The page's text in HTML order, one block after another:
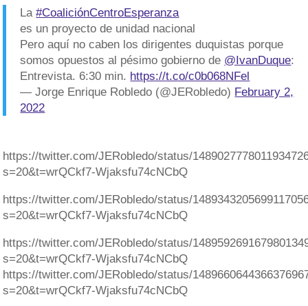
La#CoaliciónCentroEsperanza
es un proyecto de unidad nacional
Pero aquí no caben los dirigentes duquistas porque
somos opuestos al pésimo gobierno de @IvanDuque:
Entrevista. 6:30 min. https://t.co/c0b068NFel
— Jorge Enrique Robledo (@JERobledo) February 2,
2022
https://twitter.com/JERobledo/status/
s=20&t=wrQCkf7-Wjaksfu74cNCbQ
https://twitter.com/JERobledo/status/
s=20&t=wrQCkf7-Wjaksfu74cNCbQ
https://twitter.com/JERobledo/status/
s=20&t=wrQCkf7-Wjaksfu74cNCbQ
https://twitter.com/JERobledo/status/
s=20&t=wrQCkf7-Wjaksfu74cNCbQ